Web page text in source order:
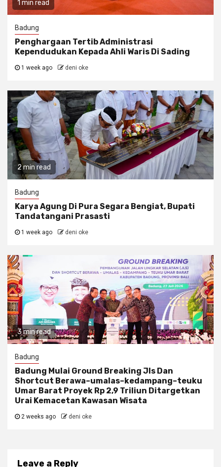
1 min read
Badung
Penghargaan Tertib Administrasi
Kependudukan Kepada Ahli Waris Di Sading
1 week ago deni oke
2 min read
Badung
Karya Agung Di Pura Segara Bengiat, Bupati
Tandatangani Prasasti
1 week ago deni oke
3 min read
Badung
Badung Mulai Ground Breaking Jls Dan
Shortcut Berawa–umalas–kedampang–teuku
Umar Barat Proyek Rp 2,9 Triliun Ditargetkan
Urai Kemacetan Kawasan Wisata
2 weeks ago deni oke
Leave a Reply